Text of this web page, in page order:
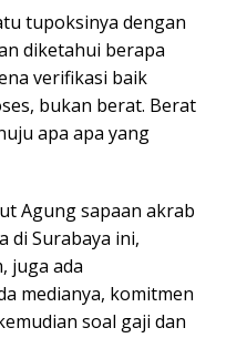
tupoksinya dengan
diketahui berapa
verifikasi baik
bukan berat. Berat
apa apa yang
Agung sapaan akrab
di Surabaya ini,
juga ada
medianya, komitmen
soal gaji dan